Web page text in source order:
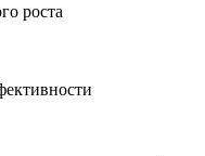
роста